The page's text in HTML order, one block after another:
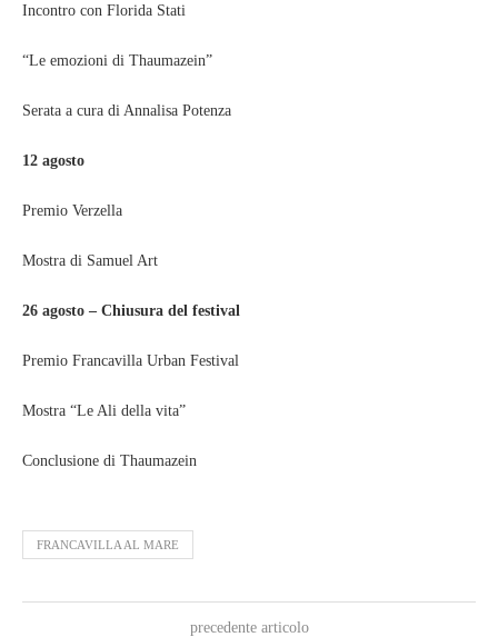
Incontro con Florida Stati
“Le emozioni di Thaumazein”
Serata a cura di Annalisa Potenza
12 agosto
Premio Verzella
Mostra di Samuel Art
26 agosto – Chiusura del festival
Premio Francavilla Urban Festival
Mostra “Le Ali della vita”
Conclusione di Thaumazein
FRANCAVILLA AL MARE
precedente articolo